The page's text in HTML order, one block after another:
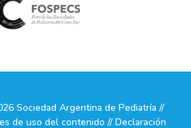
Sociedad Argentina de Pediatría //
de uso del contenido // Declaración